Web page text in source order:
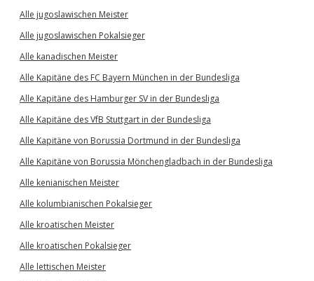
Alle jugoslawischen Meister
Alle jugoslawischen Pokalsieger
Alle kanadischen Meister
Alle Kapitäne des FC Bayern München in der Bundesliga
Alle Kapitäne des Hamburger SV in der Bundesliga
Alle Kapitäne des VfB Stuttgart in der Bundesliga
Alle Kapitäne von Borussia Dortmund in der Bundesliga
Alle Kapitäne von Borussia Mönchengladbach in der Bundesliga
Alle kenianischen Meister
Alle kolumbianischen Pokalsieger
Alle kroatischen Meister
Alle kroatischen Pokalsieger
Alle lettischen Meister